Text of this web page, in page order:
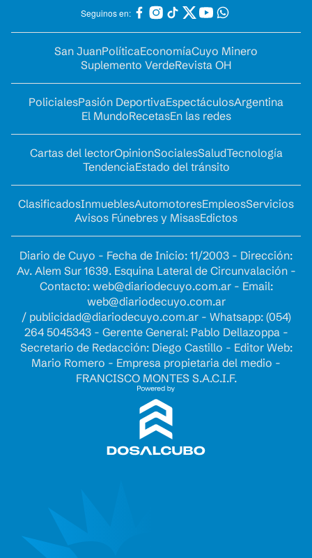
Seguinos en:
San JuanPolíticaEconomíaCuyo Minero
Suplemento VerdeRevista OH
PolicialesPasión DeportivaEspectáculosArgentina
El MundoRecetasEn las redes
Cartas del lectorOpinionSocialesSaludTecnología
TendenciaEstado del tránsito
ClasificadosInmueblesAutomotoresEmpleosServicios
Avisos Fúnebres y MisasEdictos
Diario de Cuyo - Fecha de Inicio: 11/2003 - Dirección:
Av. Alem Sur 1639. Esquina Lateral de Circunvalación -
Contacto: web@diariodecuyo.com.ar- Email:
web@diariodecuyo.com.ar
/ publicidad@diariodecuyo.com.ar- Whatsapp: (054)
264 5045343 - Gerente General: Pablo Dellazoppa -
Secretario de Redacción: Diego Castillo - Editor Web:
Mario Romero - Empresa propietaria del medio -
FRANCISCO MONTES S.A.C.I.F.